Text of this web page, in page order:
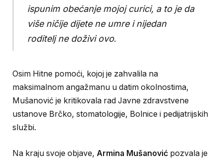
ispunim obećanje mojoj curici, a to je da
više ničije dijete ne umre i nijedan
roditelj ne doživi ovo.
Osim Hitne pomoći, kojoj je zahvalila na
maksimalnom angažmanu u datim okolnostima,
Mušanović je kritikovala rad Javne zdravstvene
ustanove Brčko, stomatologije, Bolnice i pedijatrijskih
službi.
Na kraju svoje objave, Armina Mušanović pozvala je